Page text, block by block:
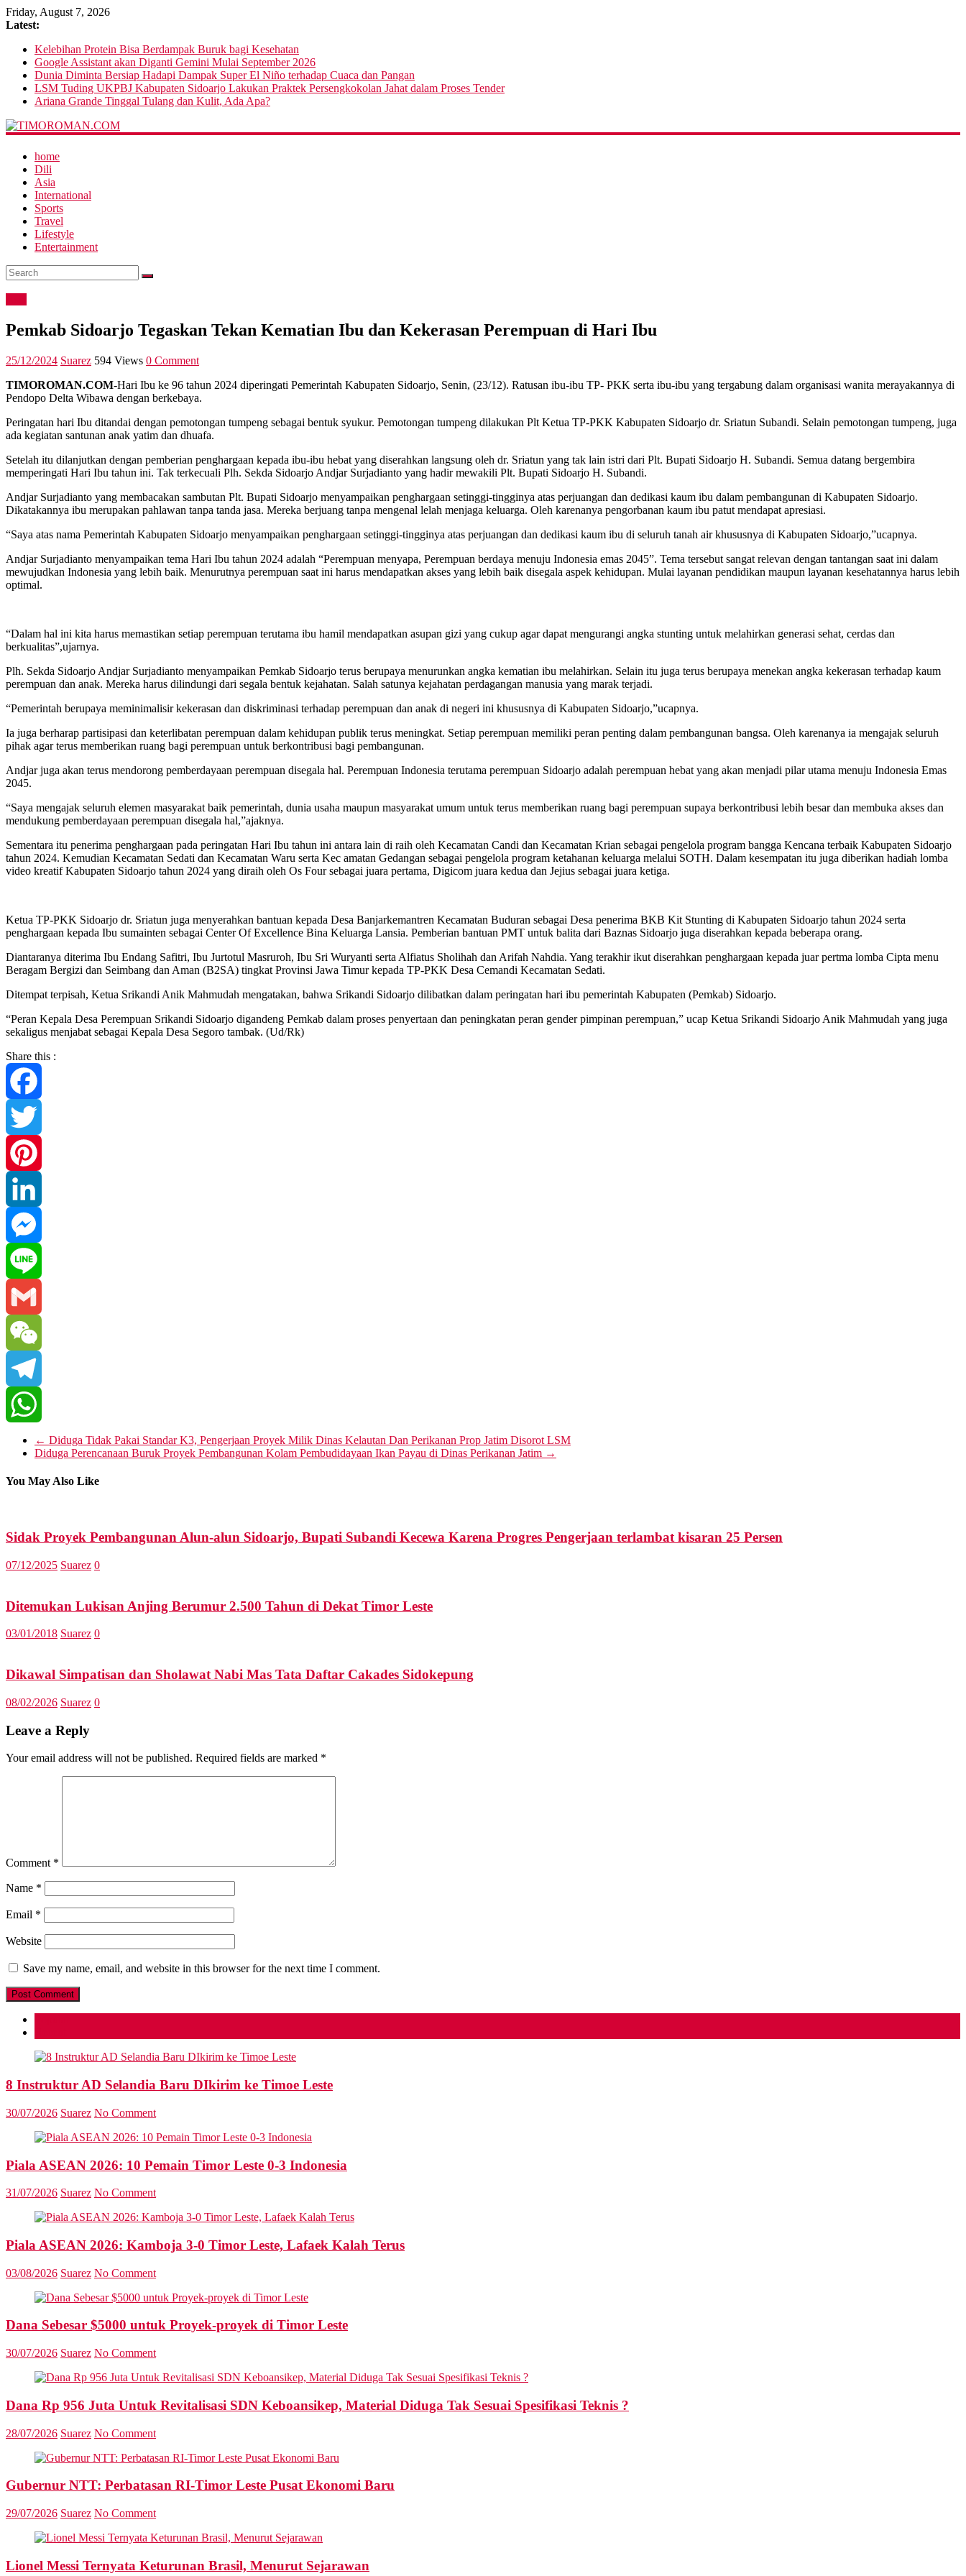
Friday, August 7, 2026
Latest:
Kelebihan Protein Bisa Berdampak Buruk bagi Kesehatan
Google Assistant akan Diganti Gemini Mulai September 2026
Dunia Diminta Bersiap Hadapi Dampak Super El Niño terhadap Cuaca dan Pangan
LSM Tuding UKPBJ Kabupaten Sidoarjo Lakukan Praktek Persengkokolan Jahat dalam Proses Tender
Ariana Grande Tinggal Tulang dan Kulit, Ada Apa?
home
Dili
Asia
International
Sports
Travel
Lifestyle
Entertainment
Pemkab Sidoarjo Tegaskan Tekan Kematian Ibu dan Kekerasan Perempuan di Hari Ibu
25/12/2024 Suarez 594 Views 0 Comment
TIMOROMAN.COM-Hari Ibu ke 96 tahun 2024 diperingati Pemerintah Kabupaten Sidoarjo, Senin, (23/12). Ratusan ibu-ibu TP- PKK serta ibu-ibu yang tergabung dalam organisasi wanita merayakannya di
Pendopo Delta Wibawa dengan berkebaya.
Peringatan hari Ibu ditandai dengan pemotongan tumpeng sebagai bentuk syukur. Pemotongan tumpeng dilakukan Plt Ketua TP-PKK Kabupaten Sidoarjo dr. Sriatun Subandi. Selain pemotongan tumpeng, juga
ada kegiatan santunan anak yatim dan dhuafa.
Setelah itu dilanjutkan dengan pemberian penghargaan kepada ibu-ibu hebat yang diserahkan langsung oleh dr. Sriatun yang tak lain istri dari Plt. Bupati Sidoarjo H. Subandi. Semua datang bergembira
memperingati Hari Ibu tahun ini. Tak terkecuali Plh. Sekda Sidoarjo Andjar Surjadianto yang hadir mewakili Plt. Bupati Sidoarjo H. Subandi.
Andjar Surjadianto yang membacakan sambutan Plt. Bupati Sidoarjo menyampaikan penghargaan setinggi-tingginya atas perjuangan dan dedikasi kaum ibu dalam pembangunan di Kabupaten Sidoarjo.
Dikatakannya ibu merupakan pahlawan tanpa tanda jasa. Mereka berjuang tanpa mengenal lelah menjaga keluarga. Oleh karenanya pengorbanan kaum ibu patut mendapat apresiasi.
“Saya atas nama Pemerintah Kabupaten Sidoarjo menyampaikan penghargaan setinggi-tingginya atas perjuangan dan dedikasi kaum ibu di seluruh tanah air khususnya di Kabupaten Sidoarjo,”ucapnya.
Andjar Surjadianto menyampaikan tema Hari Ibu tahun 2024 adalah “Perempuan menyapa, Perempuan berdaya menuju Indonesia emas 2045”. Tema tersebut sangat relevan dengan tantangan saat ini dalam
mewujudkan Indonesia yang lebih baik. Menurutnya perempuan saat ini harus mendapatkan akses yang lebih baik disegala aspek kehidupan. Mulai layanan pendidikan maupun layanan kesehatannya harus lebih
optimal.
“Dalam hal ini kita harus memastikan setiap perempuan terutama ibu hamil mendapatkan asupan gizi yang cukup agar dapat mengurangi angka stunting untuk melahirkan generasi sehat, cerdas dan
berkualitas”,ujarnya.
Plh. Sekda Sidoarjo Andjar Surjadianto menyampaikan Pemkab Sidoarjo terus berupaya menurunkan angka kematian ibu melahirkan. Selain itu juga terus berupaya menekan angka kekerasan terhadap kaum
perempuan dan anak. Mereka harus dilindungi dari segala bentuk kejahatan. Salah satunya kejahatan perdagangan manusia yang marak terjadi.
“Pemerintah berupaya meminimalisir kekerasan dan diskriminasi terhadap perempuan dan anak di negeri ini khususnya di Kabupaten Sidoarjo,”ucapnya.
Ia juga berharap partisipasi dan keterlibatan perempuan dalam kehidupan publik terus meningkat. Setiap perempuan memiliki peran penting dalam pembangunan bangsa. Oleh karenanya ia mengajak seluruh
pihak agar terus memberikan ruang bagi perempuan untuk berkontribusi bagi pembangunan.
Andjar juga akan terus mendorong pemberdayaan perempuan disegala hal. Perempuan Indonesia terutama perempuan Sidoarjo adalah perempuan hebat yang akan menjadi pilar utama menuju Indonesia Emas
2045.
“Saya mengajak seluruh elemen masyarakat baik pemerintah, dunia usaha maupun masyarakat umum untuk terus memberikan ruang bagi perempuan supaya berkontribusi lebih besar dan membuka akses dan
mendukung pemberdayaan perempuan disegala hal,”ajaknya.
Sementara itu penerima penghargaan pada peringatan Hari Ibu tahun ini antara lain di raih oleh Kecamatan Candi dan Kecamatan Krian sebagai pengelola program bangga Kencana terbaik Kabupaten Sidoarjo
tahun 2024. Kemudian Kecamatan Sedati dan Kecamatan Waru serta Kec amatan Gedangan sebagai pengelola program ketahanan keluarga melalui SOTH. Dalam kesempatan itu juga diberikan hadiah lomba
video kreatif Kabupaten Sidoarjo tahun 2024 yang diraih oleh Os Four sebagai juara pertama, Digicom juara kedua dan Jejius sebagai juara ketiga.
Ketua TP-PKK Sidoarjo dr. Sriatun juga menyerahkan bantuan kepada Desa Banjarkemantren Kecamatan Buduran sebagai Desa penerima BKB Kit Stunting di Kabupaten Sidoarjo tahun 2024 serta
penghargaan kepada Ibu sumainten sebagai Center Of Excellence Bina Keluarga Lansia. Pemberian bantuan PMT untuk balita dari Baznas Sidoarjo juga diserahkan kepada beberapa orang.
Diantaranya diterima Ibu Endang Safitri, Ibu Jurtotul Masruroh, Ibu Sri Wuryanti serta Alfiatus Sholihah dan Arifah Nahdia. Yang terakhir ikut diserahkan penghargaan kepada juar pertma lomba Cipta menu
Beragam Bergizi dan Seimbang dan Aman (B2SA) tingkat Provinsi Jawa Timur kepada TP-PKK Desa Cemandi Kecamatan Sedati.
Ditempat terpisah, Ketua Srikandi Anik Mahmudah mengatakan, bahwa Srikandi Sidoarjo dilibatkan dalam peringatan hari ibu pemerintah Kabupaten (Pemkab) Sidoarjo.
“Peran Kepala Desa Perempuan Srikandi Sidoarjo digandeng Pemkab dalam proses penyertaan dan peningkatan peran gender pimpinan perempuan,” ucap Ketua Srikandi Sidoarjo Anik Mahmudah yang juga
sekaligus menjabat sebagai Kepala Desa Segoro tambak. (Ud/Rk)
Share this :
Facebook
Twitter
Pinterest
LinkedIn
Messenger
Line
Gmail
WeChat
Telegram
WhatsApp
← Diduga Tidak Pakai Standar K3, Pengerjaan Proyek Milik Dinas Kelautan Dan Perikanan Prop Jatim Disorot LSM
Diduga Perencanaan Buruk Proyek Pembangunan Kolam Pembudidayaan Ikan Payau di Dinas Perikanan Jatim →
You May Also Like
Sidak Proyek Pembangunan Alun-alun Sidoarjo, Bupati Subandi Kecewa Karena Progres Pengerjaan terlambat kisaran 25 Persen
07/12/2025 Suarez 0
Ditemukan Lukisan Anjing Berumur 2.500 Tahun di Dekat Timor Leste
03/01/2018 Suarez 0
Dikawal Simpatisan dan Sholawat Nabi Mas Tata Daftar Cakades Sidokepung
08/02/2026 Suarez 0
Leave a Reply
Your email address will not be published. Required fields are marked *
Comment *
Name *
Email *
Website
Save my name, email, and website in this browser for the next time I comment.
8 Instruktur AD Selandia Baru DIkirim ke Timoe Leste
30/07/2026 Suarez No Comment
Piala ASEAN 2026: 10 Pemain Timor Leste 0-3 Indonesia
31/07/2026 Suarez No Comment
Piala ASEAN 2026: Kamboja 3-0 Timor Leste, Lafaek Kalah Terus
03/08/2026 Suarez No Comment
Dana Sebesar $5000 untuk Proyek-proyek di Timor Leste
30/07/2026 Suarez No Comment
Dana Rp 956 Juta Untuk Revitalisasi SDN Keboansikep, Material Diduga Tak Sesuai Spesifikasi Teknis ?
28/07/2026 Suarez No Comment
Gubernur NTT: Perbatasan RI-Timor Leste Pusat Ekonomi Baru
29/07/2026 Suarez No Comment
Lionel Messi Ternyata Keturunan Brasil, Menurut Sejarawan